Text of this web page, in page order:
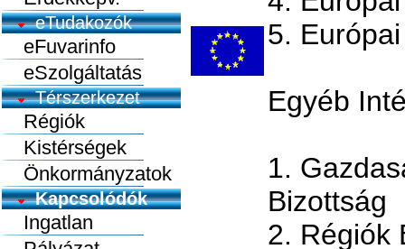
eTudakozók
eFuvarinfo
eSzolgáltatás
Térszerkezet
Régiók
Kistérségek
Önkormányzatok
Kapcsolódók
Ingatlan
5.
Egyéb
1.
Bizottság
2. Régiók